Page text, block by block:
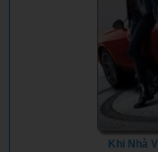
Khi Nhà